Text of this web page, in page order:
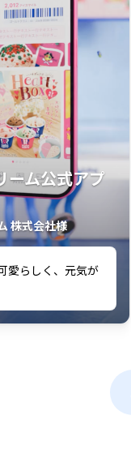
ーム公式アプ
株式会社様
らしく、元気が
ようなので使うの